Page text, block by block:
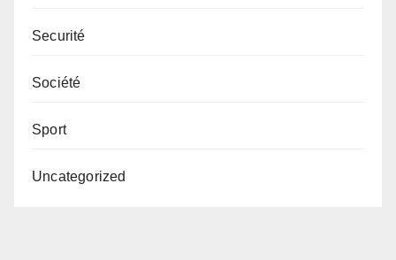
Securité
Société
Sport
Uncategorized